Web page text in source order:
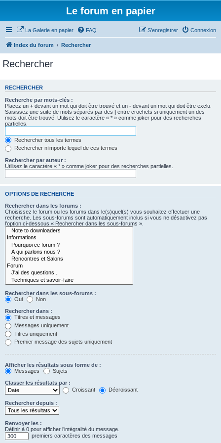
Le forum en papier
La Galerie en papier FAQ Connexion
S’enregistrer
Index du forum Rechercher
Rechercher
RECHERCHER
Recherche par mots-clés :
Placez un + devant un mot qui doit être trouvé et un - devant un mot qui doit être exclu.
Saisissez une suite de mots séparés par des | entre crochets si uniquement un des
mots doit être trouvé. Utilisez le caractère « * » comme joker pour des recherches
partielles.
Rechercher tous les termes
Rechercher n’importe lequel de ces termes
Rechercher par auteur :
Utilisez le caractère « * » comme joker pour des recherches partielles.
OPTIONS DE RECHERCHE
Rechercher dans les forums :
Choisissez le forum ou les forums dans le(s)quel(s) vous souhaitez effectuer une
recherche. Les sous-forums sont automatiquement inclus si vous ne désactivez pas
l’option ci-dessous « Rechercher dans les sous-forums ».
Rechercher dans les sous-forums :
Oui
Non
Rechercher dans :
Titres et messages
Messages uniquement
Titres uniquement
Premier message des sujets uniquement
Afficher les résultats sous forme de :
Messages
Sujets
Classer les résultats par :
Croissant
Décroissant
Rechercher depuis :
Renvoyer les :
Définir à 0 pour afficher l’intégralité du message.
premiers caractères des messages